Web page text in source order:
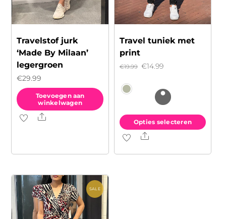
Travelstof jurk
‘Made By Milaan’
legergroen
€29.99
Toevoegen aan
winkelwagen
Share
Travel tuniek met
print
€19.99 Oorspronkelijke
was:
€19.99.
€14.99Huidige
is:
€14.99.
Opties selecteren
Dit
Share
SALE